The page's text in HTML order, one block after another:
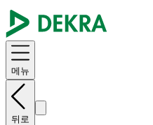
메뉴
뒤로